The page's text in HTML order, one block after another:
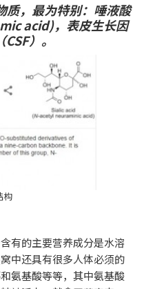
质，最为特别：唾液酸
acid)，表皮生长因
）。
构
有的主要营养成分是水溶
中还具有很多人体必须的
氨基酸等等，其中氨基酸